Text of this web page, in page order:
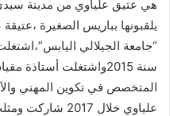
هي عتيق علياوي من مدينة
يلقبونها بباريس الصغيرة
“جامعة الجيلالي
سنة 2015واشتغلت
المتخصص في تكوين المهني
علياوي خلال